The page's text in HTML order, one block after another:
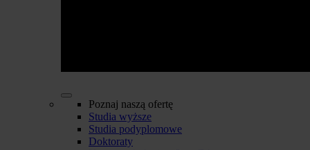
Poznaj naszą ofertę
Studia wyższe
Studia podyplomowe
Doktoraty